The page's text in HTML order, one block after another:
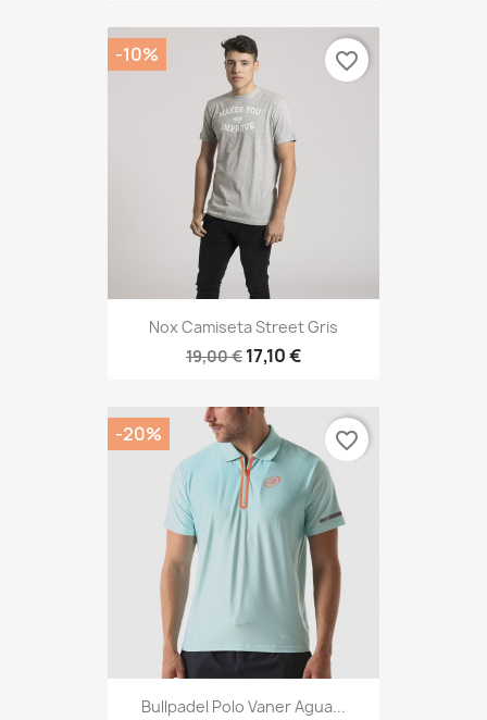
Nox Camiseta Street Gris
19,00 € 17,10 €
-10% favorite_border
Bullpadel Polo Vaner Agua...
-20% favorite_border